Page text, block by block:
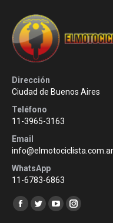
Dirección
Ciudad de Buenos Aires
Teléfono
11-3965-3163
Email
info@elmotociclista.com.ar
WhatsApp
11-6783-6863
Encuéntranos en:
Facebook
TwitterYouTubeInstagram